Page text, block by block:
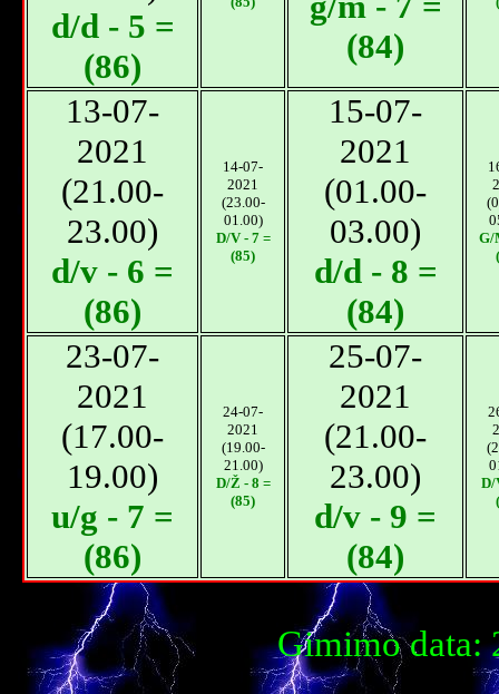
d/d - 5 =
(86)
(84)
13-07-
2021
(21.00-
23.00)
d/v - 6 =
(86)
14-07-
2021
(23.00-
01.00)
D/V - 7 =
(85)
15-07-
2021
(01.00-
03.00)
d/d - 8 =
(84)
G/
23-07-
2021
(17.00-
19.00)
u/g - 7 =
(86)
24-07-
2021
(19.00-
21.00)
D/Ž - 8 =
(85)
25-07-
2021
(21.00-
23.00)
d/v - 9 =
(84)
D/
Gimimo data: